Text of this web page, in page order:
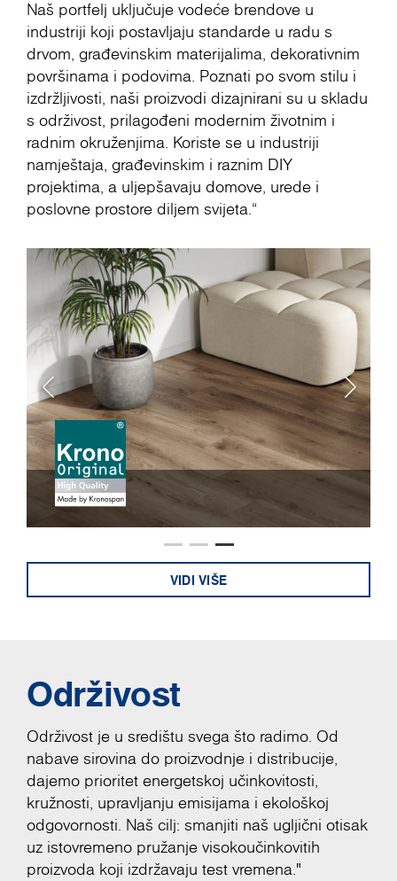
Naš portfelj uključuje vodeće brendove u
industriji koji postavljaju standarde u radu s
drvom, građevinskim materijalima, dekorativnim
površinama i podovima. Poznati po svom stilu i
izdržljivosti, naši proizvodi dizajnirani su u skladu
s održivost, prilagođeni modernim životnim i
radnim okruženjima. Koriste se u industriji
namještaja, građevinskim i raznim DIY
projektima, a uljepšavaju domove, urede i
poslovne prostore diljem svijeta.“
VIDI VIŠE
Održivost
Održivost je u središtu svega što radimo. Od
nabave sirovina do proizvodnje i distribucije,
dajemo prioritet energetskoj učinkovitosti,
kružnosti, upravljanju emisijama i ekološkoj
odgovornosti. Naš cilj: smanjiti naš ugljični otisak
uz istovremeno pružanje visokoučinkovitih
proizvoda koji izdržavaju test vremena."